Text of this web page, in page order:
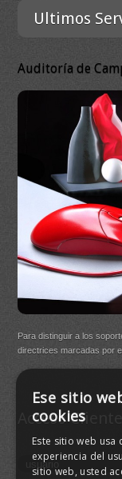
Ultimos
Auditoría de
Para distinguir a los
directrices marcadas por
Acceso Clientes
Ese sitio
cookies
Este sitio web
experiencia del
sitio web, usted